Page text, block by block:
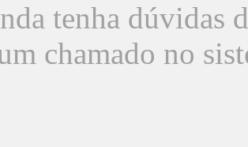
tenha dúvidas
chamado no